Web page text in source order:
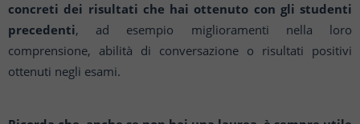
concreti dei risultati che hai ottenuto con gli studenti
precedenti, ad esempio miglioramenti nella loro
comprensione, abilità di conversazione o risultati positivi
ottenuti negli esami.